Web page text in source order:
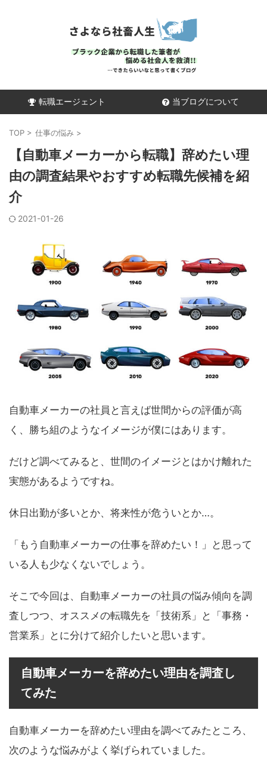
転職エージェント 当ブログについて
TOP > 仕事の悩み >
【自動車メーカーから転職】辞めたい理
由の調査結果やおすすめ転職先候補を紹
介
2021-01-26
自動車メーカーの社員と言えば世間からの評価が高
く、勝ち組のようなイメージが僕にはあります。
だけど調べてみると、世間のイメージとはかけ離れた
実態があるようですね。
休日出勤が多いとか、将来性が危ういとか…。
「もう自動車メーカーの仕事を辞めたい！」と思って
いる人も少なくないでしょう。
そこで今回は、自動車メーカーの社員の悩み傾向を調
査しつつ、オススメの転職先を「技術系」と「事務・
営業系」とに分けて紹介したいと思います。
自動車メーカーを辞めたい理由を調査し
てみた
自動車メーカーを辞めたい理由を調べてみたところ、
次のような悩みがよく挙げられていました。